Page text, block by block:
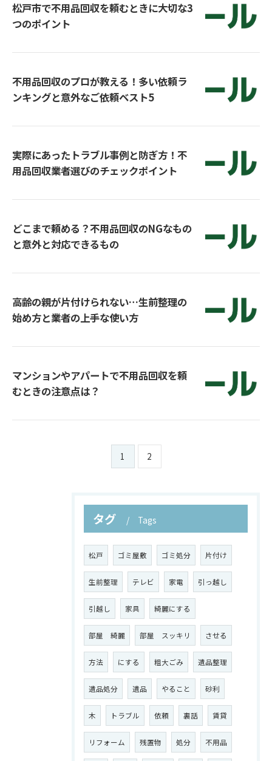
松戸市で不用品回収を頼むときに大切な3
つのポイント
不用品回収のプロが教える！多い依頼ラ
ンキングと意外なご依頼ベスト5
実際にあったトラブル事例と防ぎ方！不
用品回収業者選びのチェックポイント
どこまで頼める？不用品回収のNGなもの
と意外と対応できるもの
高齢の親が片付けられない…生前整理の
始め方と業者の上手な使い方
マンションやアパートで不用品回収を頼
むときの注意点は？
1 2
タグ Tags
松戸 ゴミ屋敷 ゴミ処分 片付け
生前整理 テレビ 家電 引っ越し
引越し 家具 綺麗にする
部屋 綺麗 部屋 スッキリ させる
方法 にする 粗大ごみ 遺品整理
遺品処分 遺品 やること 砂利
木 トラブル 依頼 裏話 賃貸
リフォーム 残置物 処分 不用品